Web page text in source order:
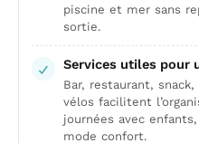
piscine et mer sans
sortie.
Services utiles pour
Bar, restaurant,
vélos facilitent
journées avec
mode confort.